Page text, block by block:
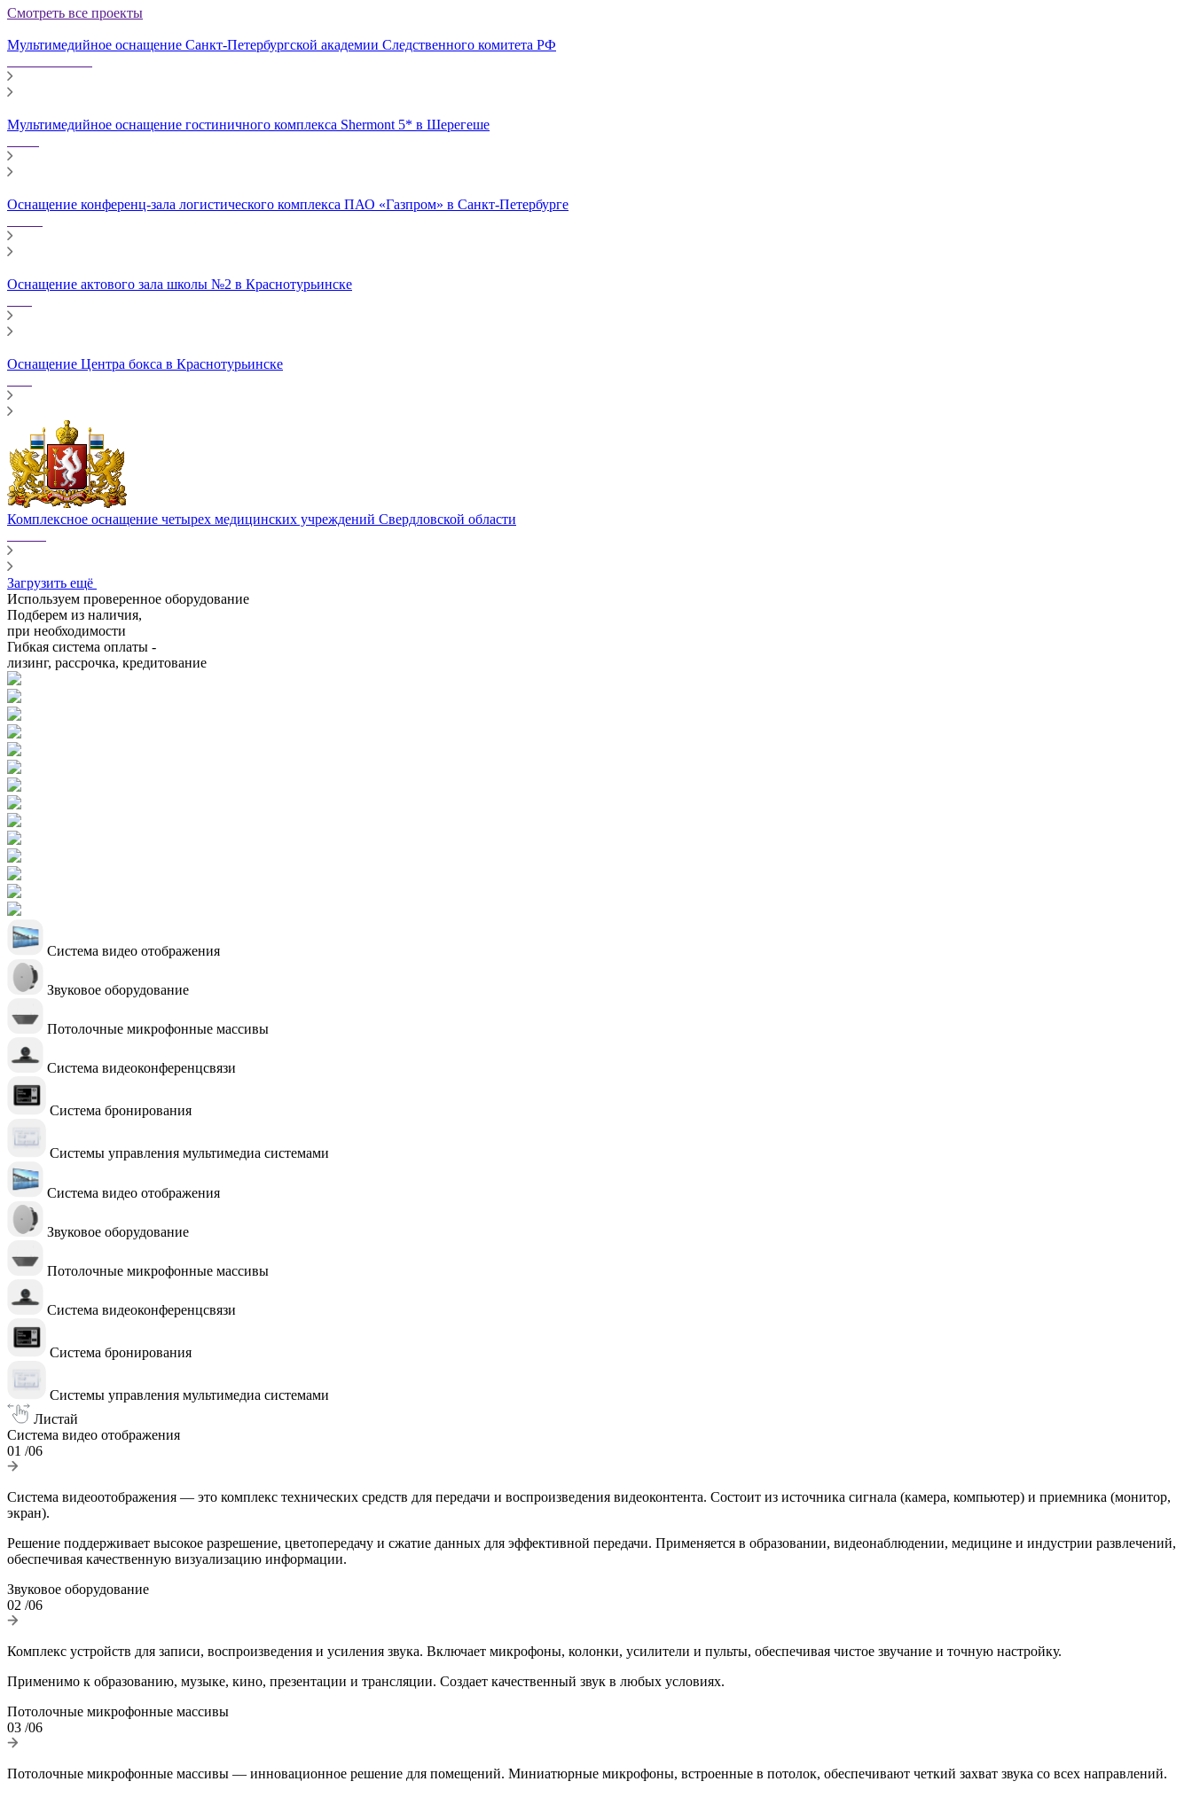
Смотреть все проекты
Мультимедийное оснащение Санкт-Петербургской академии Следственного комитета РФ
Мультимедийное оснащение гостиничного комплекса Shermont 5* в Шерегеше
Оснащение конференц-зала логистического комплекса ПАО «Газпром» в Санкт-Петербурге
Оснащение актового зала школы №2 в Краснотурьинске
Оснащение Центра бокса в Краснотурьинске
Комплексное оснащение четырех медицинских учреждений Свердловской области
Загрузить ещё
Используем проверенное оборудование
Подберем из наличия,
при необходимости
Гибкая система оплаты -
лизинг, рассрочка, кредитование
Система видео отображения
Звуковое оборудование
Потолочные микрофонные массивы
Система видеоконференцсвязи
Система бронирования
Системы управления мультимедиа системами
Система видео отображения
Звуковое оборудование
Потолочные микрофонные массивы
Система видеоконференцсвязи
Система бронирования
Системы управления мультимедиа системами
Листай
Система видео отображения
01 /06
Система видеоотображения — это комплекс технических средств для передачи и воспроизведения видеоконтента. Состоит из источника сигнала (камера, компьютер) и приемника (монитор,
экран).
Решение поддерживает высокое разрешение, цветопередачу и сжатие данных для эффективной передачи. Применяется в образовании, видеонаблюдении, медицине и индустрии развлечений,
обеспечивая качественную визуализацию информации.
Звуковое оборудование
02 /06
Комплекс устройств для записи, воспроизведения и усиления звука. Включает микрофоны, колонки, усилители и пульты, обеспечивая чистое звучание и точную настройку.
Применимо к образованию, музыке, кино, презентации и трансляции. Создает качественный звук в любых условиях.
Потолочные микрофонные массивы
03 /06
Потолочные микрофонные массивы — инновационное решение для помещений. Миниатюрные микрофоны, встроенные в потолок, обеспечивают четкий захват звука со всех направлений.